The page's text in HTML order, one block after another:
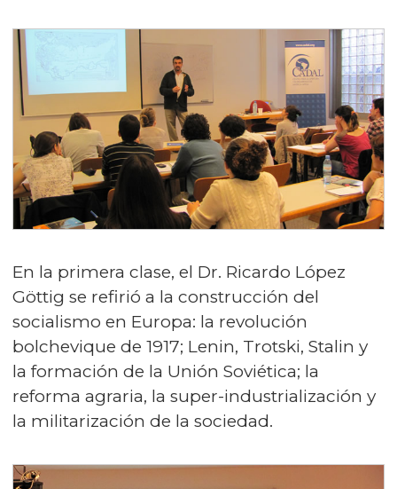
En la primera clase, el Dr. Ricardo López
Göttig se refirió a la construcción del
socialismo en Europa: la revolución
bolchevique de 1917; Lenin, Trotski, Stalin y
la formación de la Unión Soviética; la
reforma agraria, la super-industrialización y
la militarización de la sociedad.